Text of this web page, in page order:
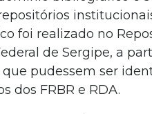
foi realizado no
de Sergipe, a
pudessem ser
dos FRBR e RDA.